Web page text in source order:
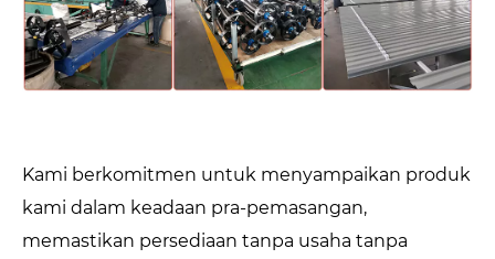
Kami berkomitmen untuk menyampaikan produk
kami dalam keadaan pra-pemasangan,
memastikan persediaan tanpa usaha tanpa